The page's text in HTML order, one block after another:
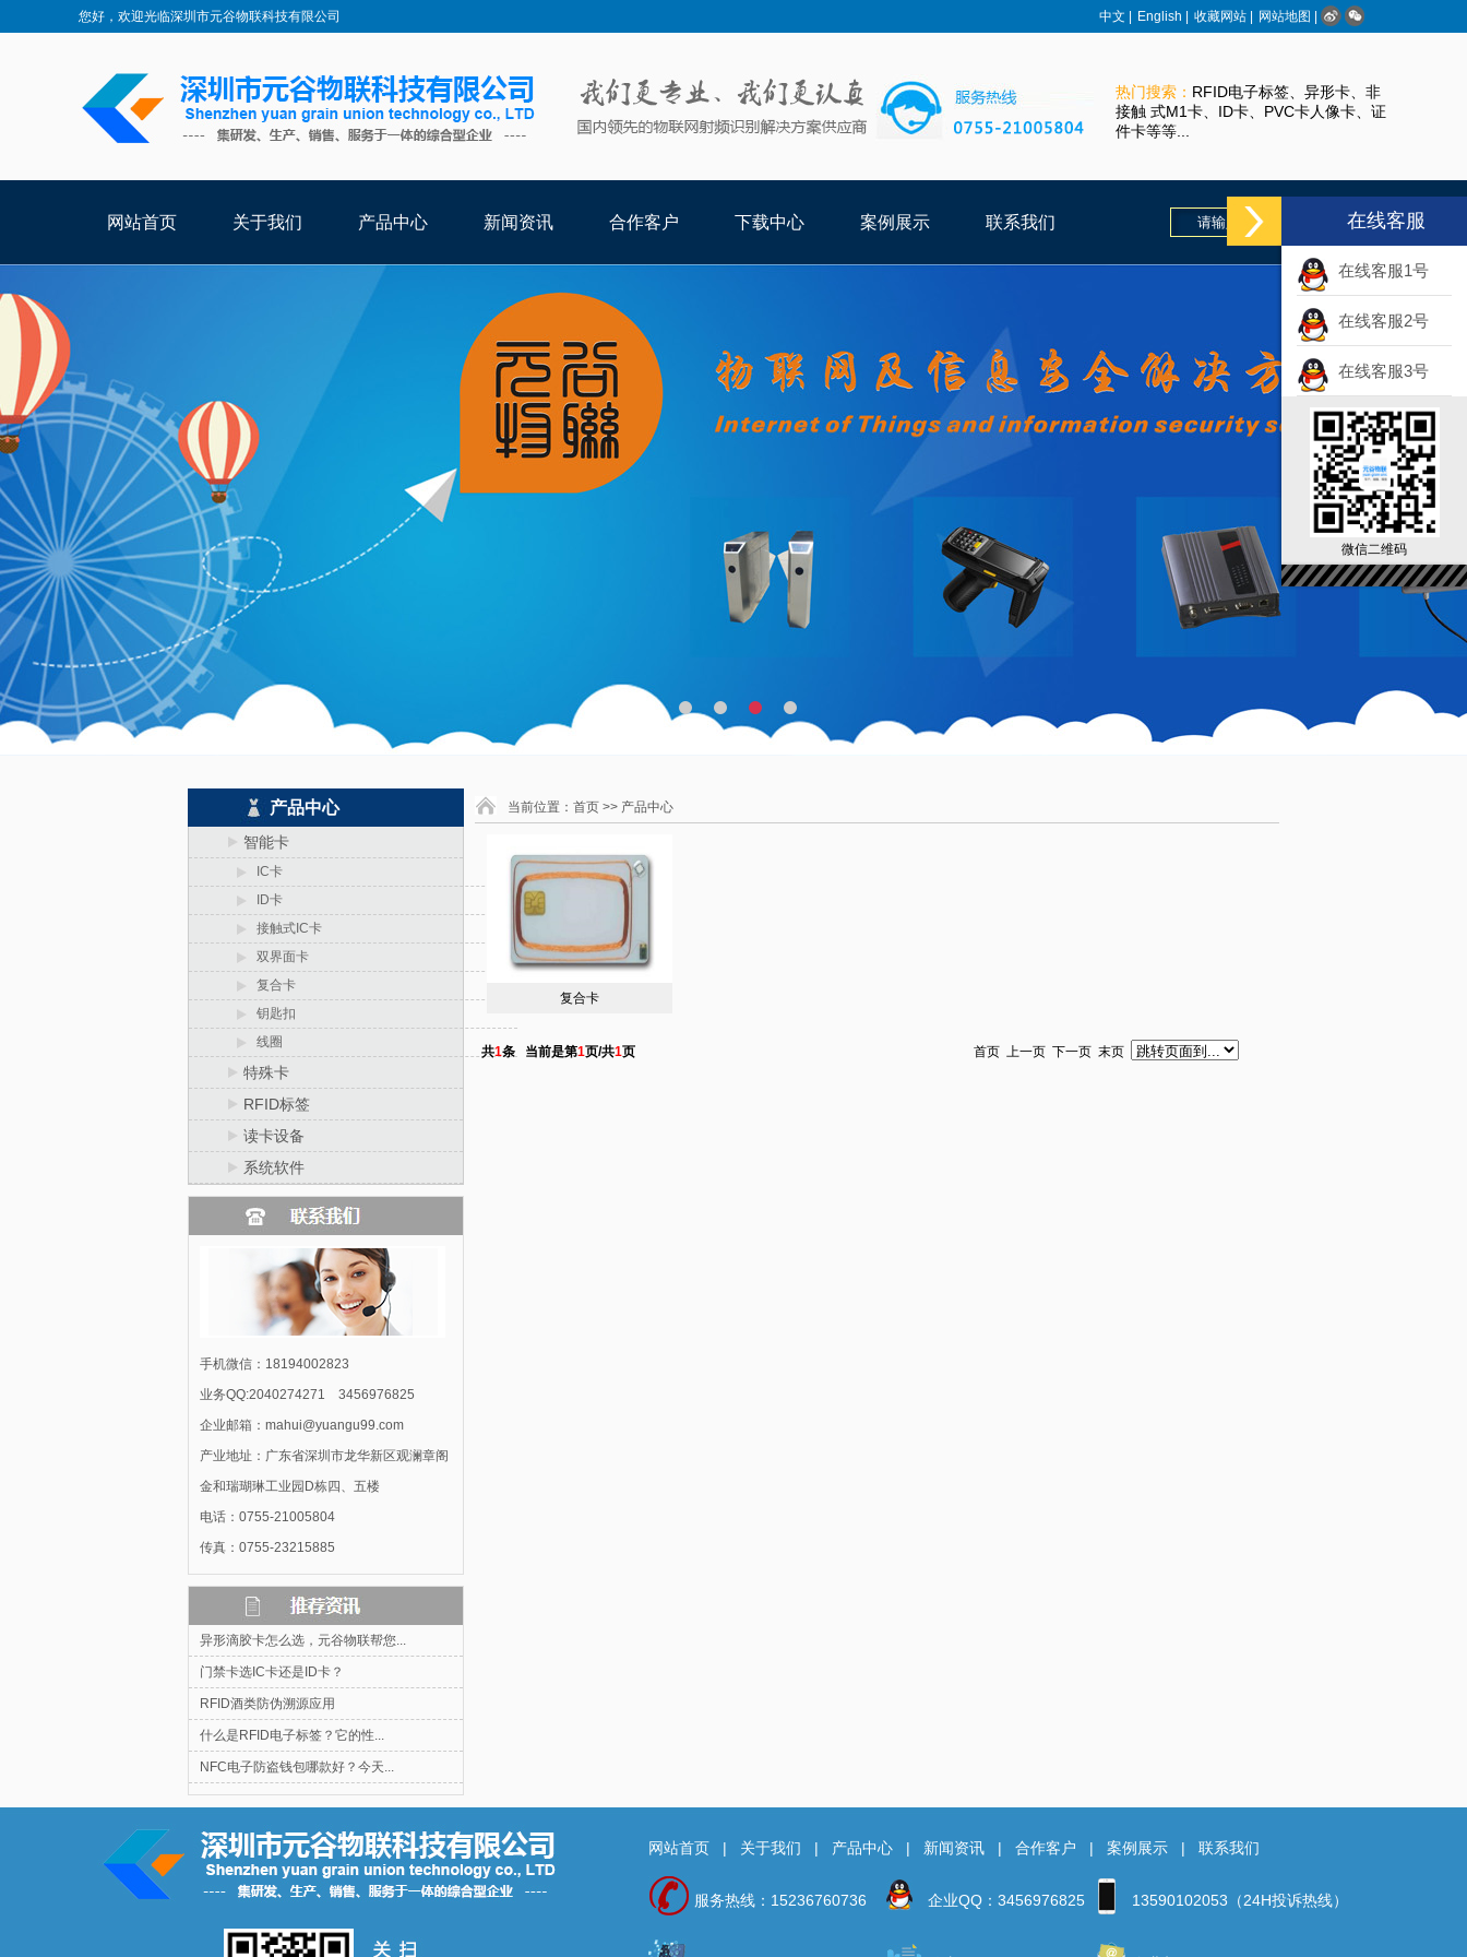
您好，欢迎光临深圳市元谷物联科技有限公司 中文 English 收藏网站 网站地图
热门搜索： RFID电子标签、异形卡、非
接触 式M1卡、ID卡、PVC卡人像卡、证
件卡等等...
网站首页 关于我们 产品中心
智能卡
新闻资讯 合作客户 下载中心 案例展示 联系我们
产品中心
智能卡
IC卡
ID卡
接触式IC卡
双界面卡
复合卡
钥匙扣
线圈
特殊卡
RFID标签
读卡设备
系统软件
手机微信：18194002823
业务QQ:2040274271 3456976825
企业邮箱：mahui@yuangu99.com
产业地址：广东省深圳市龙华新区观澜章阁
金和瑞瑚琳工业园D栋四、五楼
电话：0755-21005804
传真：0755-23215885
异形滴胶卡怎么选，元谷物联帮您...
门禁卡选IC卡还是ID卡？
RFID酒类防伪溯源应用
什么是RFID电子标签？它的性...
NFC电子防盗钱包哪款好？今天...
当前位置： 首页 >> 产品中心
复合卡
共1条 当前是第1页/共1页 首页 上一页 下一页 末页
网站首页 | 关于我们 | 产品中心 | 新闻资讯 | 合作客户 | 案例展示 | 联系我们
服务热线：15236760736 企业QQ：3456976825 13590102053（24H投诉热线）
在线客服
在线客服1号
在线客服2号
在线客服3号
微信二维码